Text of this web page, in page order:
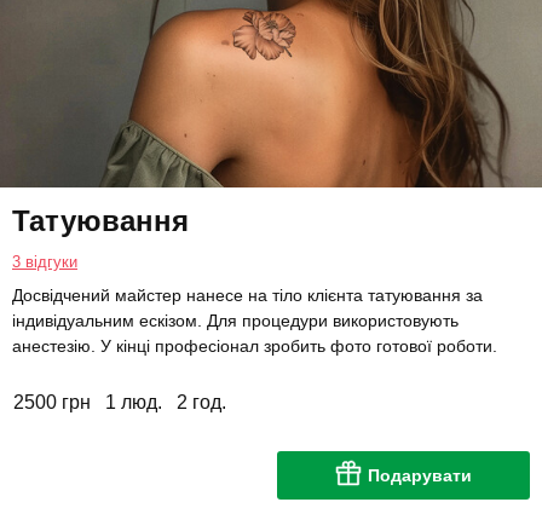
Татуювання
3 відгуки
Досвідчений майстер нанесе на тіло клієнта татуювання за
індивідуальним ескізом. Для процедури використовують
анестезію. У кінці професіонал зробить фото готової роботи.
2500 грн 1 люд. 2 год.
Подарувати